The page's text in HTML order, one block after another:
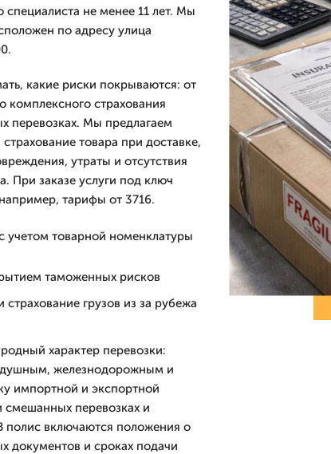
не менее 11 лет. Мы
по адресу улица
какие риски покрываются: от
комплексного страхования
перевозках. Мы предлагаем
товара при доставке,
утраты и отсутствия
При заказе услуги под ключ
тарифы от 3716.
товарной номенклатуры
таможенных рисков
грузов из за рубежа
характер перевозки:
железнодорожным и
импортной и экспортной
смешанных перевозках и
полиc включаются положения о
документов и сроках подачи